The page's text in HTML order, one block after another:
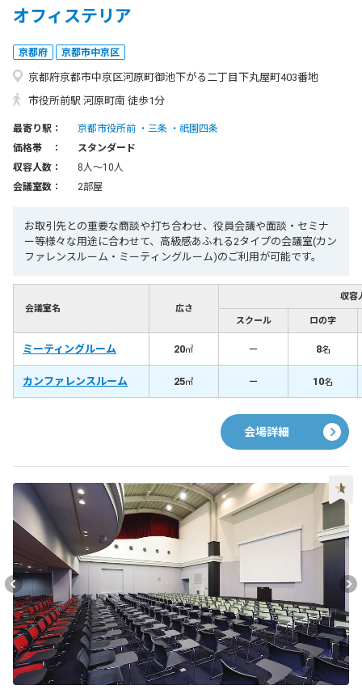
オフィステリア
京都府 京都市中京区
京都府京都市中京区河原町御池下がる二丁目下丸屋町403番地
市役所前駅 河原町南 徒歩1分
最寄り駅： 京都市役所前 三条
祇園四条
価格帯 ：
スタンダード
収容人数：
8人〜10人
会議室数：
2部屋
お取引先との重要な商談や打ち合わせ、役員会議や面談・セミナ
ー等様々な用途に合わせて、高級感あふれる2タイプの会議室(カン
ファレンスルーム・ミーティングルーム)のご利用が可能です。
会議室名 広さ
収容
スクール ロの字
ミーティングルーム 20㎡ － 8名
カンファレンスルーム 25㎡ － 10名
会場詳細